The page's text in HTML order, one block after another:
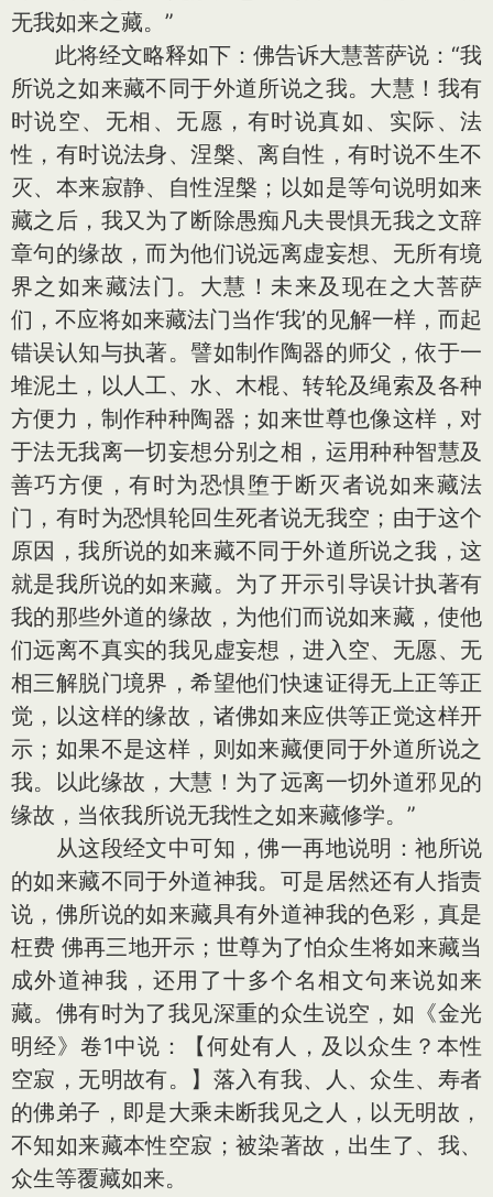
无我如来之藏。”
此将经文略释如下：佛告诉大慧菩萨说：“我
所说之如来藏不同于外道所说之我。大慧！我有
时说空、无相、无愿，有时说真如、实际、法
性，有时说法身、涅槃、离自性，有时说不生不
灭、本来寂静、自性涅槃；以如是等句说明如来
藏之后，我又为了断除愚痴凡夫畏惧无我之文辞
章句的缘故，而为他们说远离虚妄想、无所有境
界之如来藏法门。大慧！未来及现在之大菩萨
们，不应将如来藏法门当作‘我’的见解一样，而起
错误认知与执著。譬如制作陶器的师父，依于一
堆泥土，以人工、水、木棍、转轮及绳索及各种
方便力，制作种种陶器；如来世尊也像这样，对
于法无我离一切妄想分别之相，运用种种智慧及
善巧方便，有时为恐惧堕于断灭者说如来藏法
门，有时为恐惧轮回生死者说无我空；由于这个
原因，我所说的如来藏不同于外道所说之我，这
就是我所说的如来藏。为了开示引导误计执著有
我的那些外道的缘故，为他们而说如来藏，使他
们远离不真实的我见虚妄想，进入空、无愿、无
相三解脱门境界，希望他们快速证得无上正等正
觉，以这样的缘故，诸佛如来应供等正觉这样开
示；如果不是这样，则如来藏便同于外道所说之
我。以此缘故，大慧！为了远离一切外道邪见的
缘故，当依我所说无我性之如来藏修学。”
从这段经文中可知，佛一再地说明：祂所说
的如来藏不同于外道神我。可是居然还有人指责
说，佛所说的如来藏具有外道神我的色彩，真是
枉费 佛再三地开示；世尊为了怕众生将如来藏当
成外道神我，还用了十多个名相文句来说如来
藏。佛有时为了我见深重的众生说空，如《金光
明经》卷1中说：【何处有人，及以众生？本性
空寂，无明故有。】落入有我、人、众生、寿者
的佛弟子，即是大乘未断我见之人，以无明故，
不知如来藏本性空寂；被染著故，出生了、我、
众生等覆藏如来。